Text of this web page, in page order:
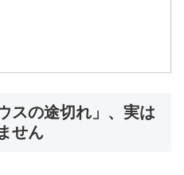
スの途切れ」、実は
せん